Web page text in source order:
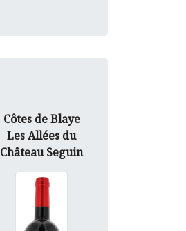
Côtes de Blaye
Les Allées du
Château Seguin